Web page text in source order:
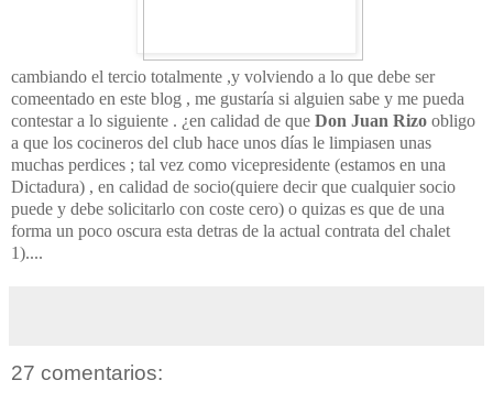
cambiando el tercio totalmente ,y volviendo a lo que debe ser
comeentado en este blog , me gustaría si alguien sabe y me pueda
contestar a lo siguiente . ¿en calidad de que Don Juan Rizo obligo
a que los cocineros del club hace unos días le limpiasen unas
muchas perdices ; tal vez como vicepresidente (estamos en una
Dictadura) , en calidad de socio(quiere decir que cualquier socio
puede y debe solicitarlo con coste cero) o quizas es que de una
forma un poco oscura esta detras de la actual contrata del chalet
1)....
27 comentarios: